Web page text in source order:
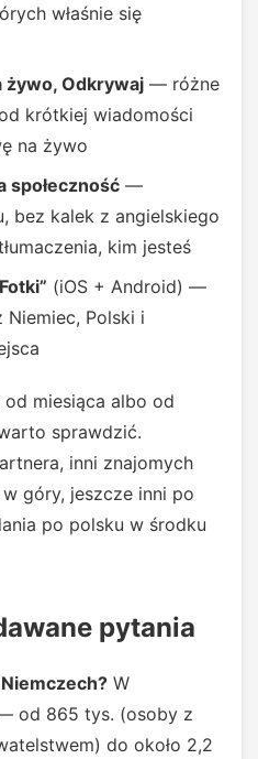
właśnie się
żywo, Odkrywaj — różne
krótkiej wiadomości
na żywo
społeczność —
bez kalek z angielskiego
kim jesteś
(iOS + Android) —
Niemiec, Polski i
miesiąca albo od
sprawdzić.
inni znajomych
góry, jeszcze inni po
po polsku w środku
pytania
W
od 865 tys. (osoby z
do około 2,2